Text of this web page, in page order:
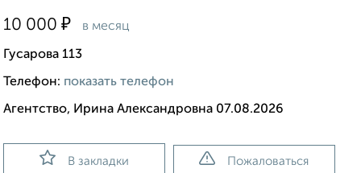
10 000 ₽ в месяц
Гусарова 113
Телефон: показать телефон
Агентство, Ирина Александровна 07.08.2026
В закладки Пожаловаться